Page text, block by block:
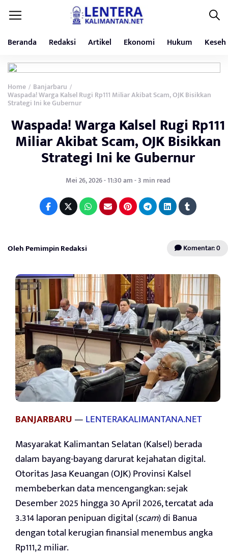
Beranda Redaksi Artikel Ekonomi Hukum
Home / Banjarbaru /
Waspada! Warga Kalsel Rugi Rp111 Miliar Akibat Scam, OJK Bisikkan
Strategi Ini ke Gubernur
Waspada! Warga Kalsel Rugi Rp111
Miliar Akibat Scam, OJK Bisikkan
Strategi Ini ke Gubernur
Mei 26, 2026 - 11:30 am - 3 min read
Oleh Pemimpin Redaksi Komentar: 0
BANJARBARU—LENTERAKALIMANTANA.NET
Masyarakat Kalimantan Selatan (Kalsel) berada
dalam bayang-bayang darurat kejahatan digital.
Otoritas Jasa Keuangan (OJK) Provinsi Kalsel
membeberkan data mencengangkan: sejak
Desember 2025 hingga 30 April 2026, tercatat ada
3.314 laporan penipuan digital (scam) di Banua
dengan total kerugian finansial menembus angka
Rp111,2 miliar.